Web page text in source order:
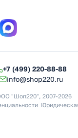
+7 (499) 220-88-88
info@shop220.ru
"Шоп220", 2007-2026